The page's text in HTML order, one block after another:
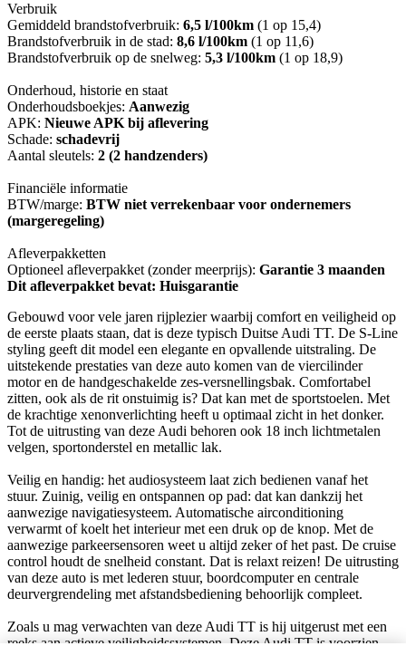
Verbruik
Gemiddeld brandstofverbruik: 6,5 l/100km (1 op 15,4)
Brandstofverbruik in de stad: 8,6 l/100km (1 op 11,6)
Brandstofverbruik op de snelweg: 5,3 l/100km (1 op 18,9)
Onderhoud, historie en staat
Onderhoudsboekjes: Aanwezig
APK: Nieuwe APK bij aflevering
Schade: schadevrij
Aantal sleutels: 2 (2 handzenders)
Financiële informatie
BTW/marge: BTW niet verrekenbaar voor ondernemers
(margeregeling)
Afleverpakketten
Optioneel afleverpakket (zonder meerprijs): Garantie 3 maanden
Dit afleverpakket bevat: Huisgarantie
Gebouwd voor vele jaren rijplezier waarbij comfort en veiligheid op
de eerste plaats staan, dat is deze typisch Duitse Audi TT. De S-Line
styling geeft dit model een elegante en opvallende uitstraling. De
uitstekende prestaties van deze auto komen van de viercilinder
motor en de handgeschakelde zes-versnellingsbak. Comfortabel
zitten, ook als de rit onstuimig is? Dat kan met de sportstoelen. Met
de krachtige xenonverlichting heeft u optimaal zicht in het donker.
Tot de uitrusting van deze Audi behoren ook 18 inch lichtmetalen
velgen, sportonderstel en metallic lak.
Veilig en handig: het audiosysteem laat zich bedienen vanaf het
stuur. Zuinig, veilig en ontspannen op pad: dat kan dankzij het
aanwezige navigatiesysteem. Automatische airconditioning
verwarmt of koelt het interieur met een druk op de knop. Met de
aanwezige parkeersensoren weet u altijd zeker of het past. De cruise
control houdt de snelheid constant. Dat is relaxt reizen! De uitrusting
van deze auto is met lederen stuur, boordcomputer en centrale
deurvergrendeling met afstandsbediening behoorlijk compleet.
Zoals u mag verwachten van deze Audi TT is hij uitgerust met een
reeks aan actieve veiligheidssystemen. Deze Audi TT is voorzien